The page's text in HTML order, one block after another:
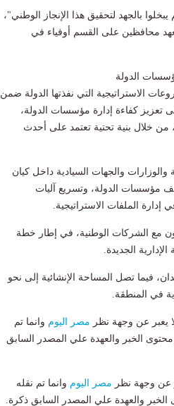
بالجهد لتحقيق هذا الإنجاز الوطني"،
محافظين على القسم أوفياء في
الدولة
الاستراتيجية التي نفذتها الدولة ضمن
تعزيز كفاءة إدارة مؤسسات الدولة،
من خلال بنية تحتية تعتمد على أحدث
والجهات السيادية داخل كيان
مؤسسات الدولة، وتسريع آليات
الملفات الاستراتيجية.
مع الشركات الوطنية، في إطار خطة
الجديدة.
الاستراتيجية على مساحة تبلغ نحو 22 ألف فدان، فيما تصل المساحة الإنشائية إلى نحو
يعبر عن وجهة نظر مصر اليوم وانما تم
الخبر والعهدة علي المصدر السابق
عن وجهة نظر مصر اليوم وانما تم نقله
والعهدة علي المصدر السابق ذكرة.